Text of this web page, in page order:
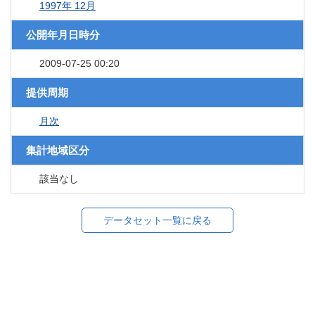
1997年 12月
公開年月日時分
2009-07-25 00:20
提供周期
月次
集計地域区分
該当なし
データセット一覧に戻る